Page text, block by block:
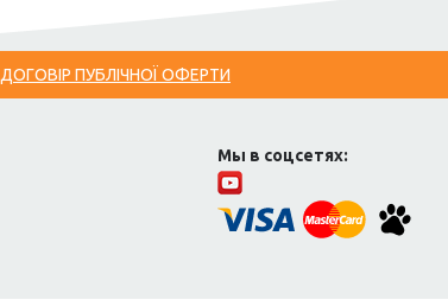
ДОГОВІР ПУБЛІЧНОЇ ОФЕРТИ
Мы в соцсетях: